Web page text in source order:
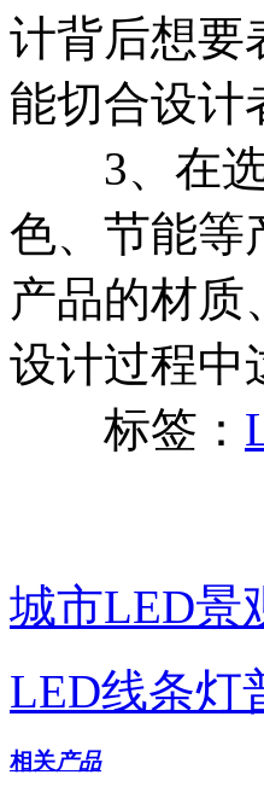
计背后想要
能切合设计
3、在选
色、节能等
产品的材质
设计过程中
标签：
城市LED景
LED线条灯
相关产品